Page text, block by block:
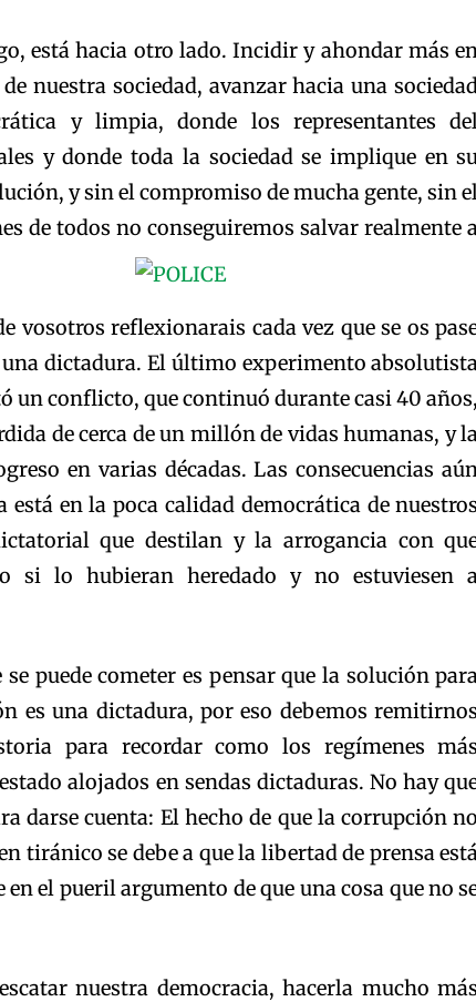
está hacia otro lado. Incidir y ahondar más
nuestra sociedad, avanzar hacia una
y limpia, donde los representantes
y donde toda la sociedad se implique en
y sin el compromiso de mucha gente, sin
de todos no conseguiremos salvar realmente
vosotros reflexionarais cada vez que se os
una dictadura. El último experimento
un conflicto, que continuó durante casi 40 años,
de cerca de un millón de vidas humanas, y
en varias décadas. Las consecuencias
está en la poca calidad democrática de nuestros
que destilan y la arrogancia con
si lo hubieran heredado y no estuviesen
puede cometer es pensar que la solución
es una dictadura, por eso debemos remitirnos
para recordar como los regímenes más
alojados en sendas dictaduras. No hay
darse cuenta: El hecho de que la corrupción no
tiránico se debe a que la libertad de prensa
el pueril argumento de que una cosa que no
nuestra democracia, hacerla mucho más